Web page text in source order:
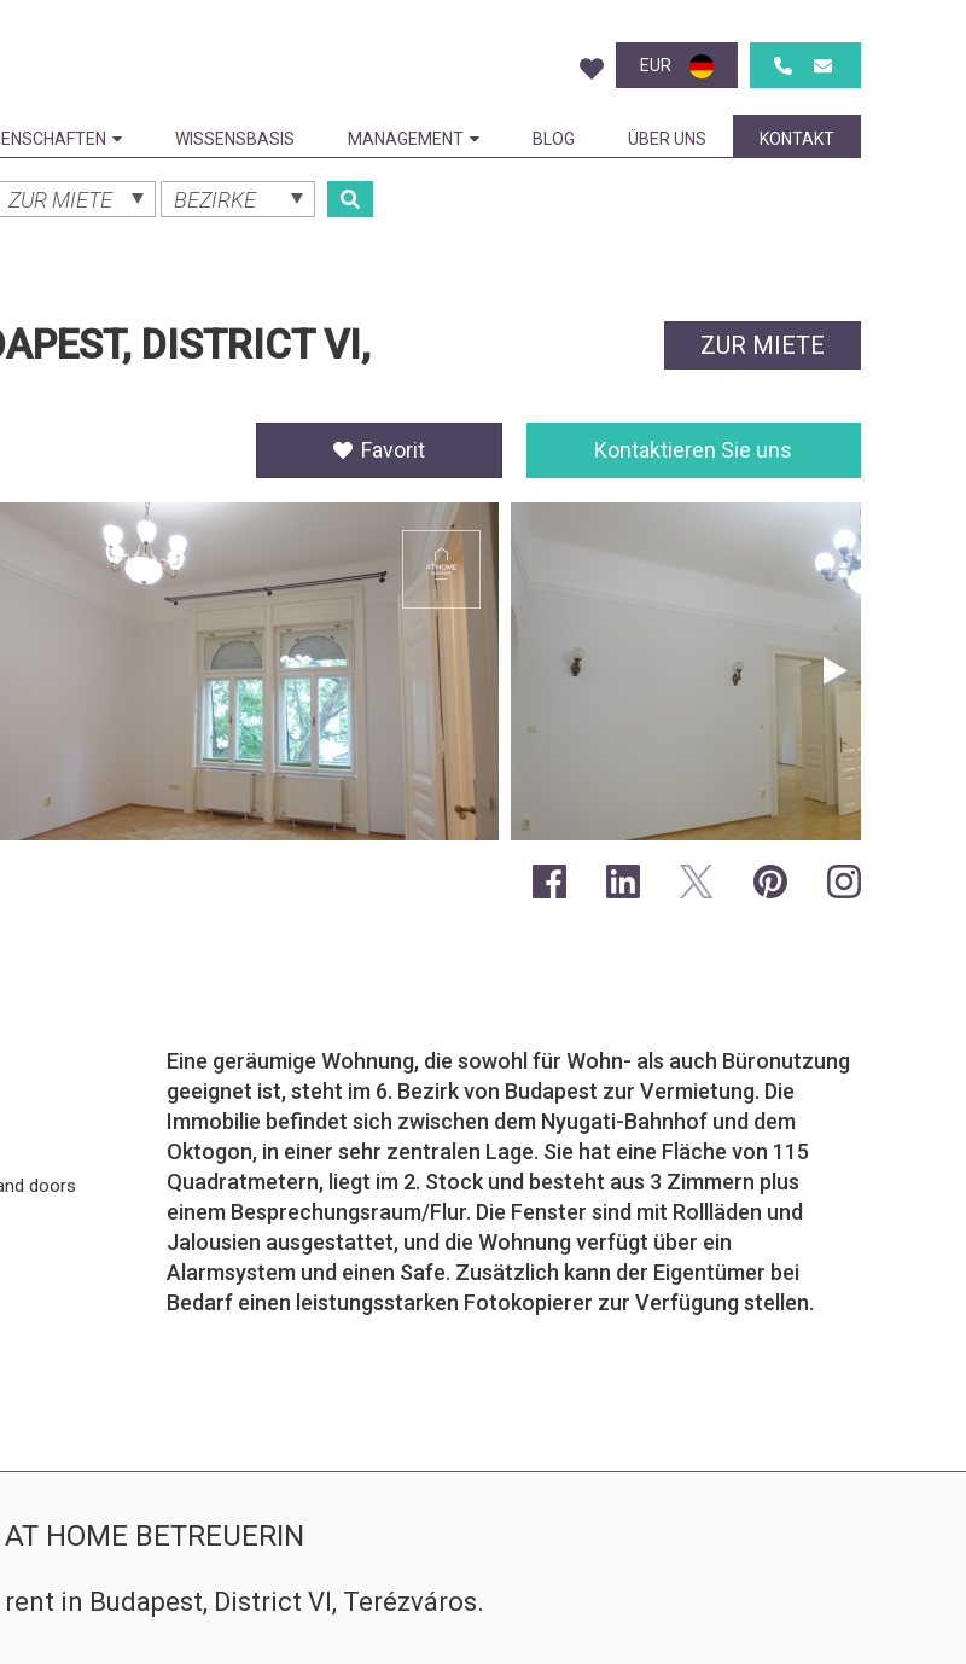
EUR
WISSENSBASIS MANAGEMENT BLOG ÜBER UNS KONTAKT
ZUR MIETE BEZIRKE
DISTRICT VI,
ZUR MIETE
Favorit Kontaktieren Sie uns
doors
Eine geräumige Wohnung, die sowohl für Wohn- als auch Büronutzung
geeignet ist, steht im 6. Bezirk von Budapest zur Vermietung. Die
Immobilie befindet sich zwischen dem Nyugati-Bahnhof und dem
Oktogon, in einer sehr zentralen Lage. Sie hat eine Fläche von 115
Quadratmetern, liegt im 2. Stock und besteht aus 3 Zimmern plus
einem Besprechungsraum/Flur. Die Fenster sind mit Rollläden und
Jalousien ausgestattet, und die Wohnung verfügt über ein
Alarmsystem und einen Safe. Zusätzlich kann der Eigentümer bei
Bedarf einen leistungsstarken Fotokopierer zur Verfügung stellen.
AT HOME BETREUERIN
in Budapest, District VI, Terézváros.